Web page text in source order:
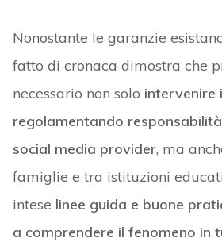
Nonostante le garanzie
fatto di cronaca dimostra che
necessario non solo intervenire
regolamentando
social media provider, ma
famiglie e tra istituzioni
intese linee guida e buone
a comprendere il fenomeno in